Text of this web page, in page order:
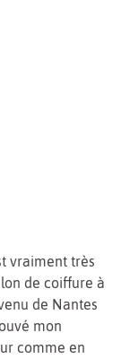
vraiment très
de coiffure à
de Nantes
mon
comme en